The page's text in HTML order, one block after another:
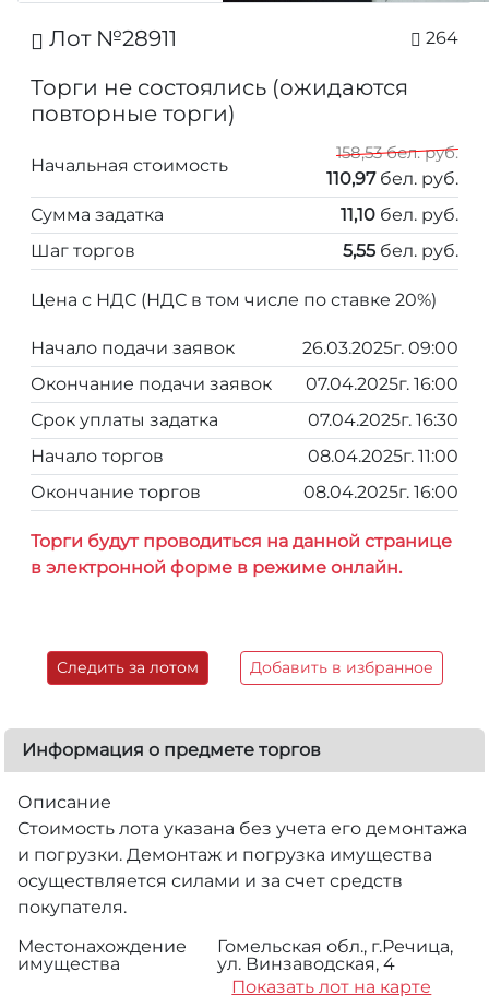
Лот №28911 264
Торги не состоялись (ожидаются
повторные торги)
Начальная стоимость
158,53 бел. руб.
110,97бел. руб.
Сумма задатка
11,10 бел. руб.
Шаг торгов
5,55 бел. руб.
Цена с НДС (НДС в том числе по ставке 20%)
Начало подачи заявок
26.03.2025г. 09:00
Окончание подачи заявок
07.04.2025г. 16:00
Срок уплаты задатка
07.04.2025г. 16:30
Начало торгов
08.04.2025г. 11:00
Окончание торгов
08.04.2025г. 16:00
Торги будут проводиться на данной странице
в электронной форме в режиме онлайн.
Следить за лотом Добавить в избранное
Информация о предмете торгов
Описание
Стоимость лота указана без учета его демонтажа
и погрузки. Демонтаж и погрузка имущества
осуществляется силами и за счет средств
покупателя.
Местонахождение
имущества
Гомельская обл., г.Речица,
ул. Винзаводская, 4
Показать лот на карте